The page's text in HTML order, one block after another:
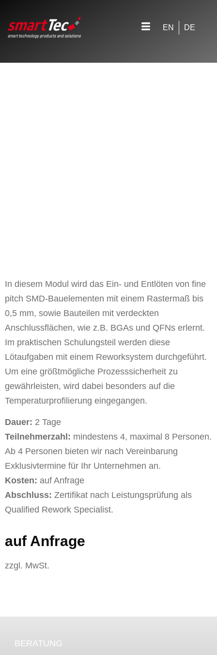
EN DE
In diesem Modul wird das Ein- und Entlöten von fine
pitch SMD-Bauelementen mit einem Rastermaß bis
0,5 mm, sowie Bauteilen mit verdeckten
Anschlussflächen, wie z.B. BGAs und QFNs erlernt.
Im praktischen Schulungsteil werden diese
Lötaufgaben mit einem Reworksystem durchgeführt.
Um eine größtmögliche Prozesssicherheit zu
gewährleisten, wird dabei besonders auf die
Temperaturprofilierung eingegangen.
Dauer: 2 Tage
Teilnehmerzahl: mindestens 4, maximal 8 Personen.
Ab 4 Personen bieten wir nach Vereinbarung
Exklusivtermine für Ihr Unternehmen an.
Kosten: auf Anfrage
Abschluss: Zertifikat nach Leistungsprüfung als
Qualified Rework Specialist.
auf Anfrage
zzgl. MwSt.
BERATUNG